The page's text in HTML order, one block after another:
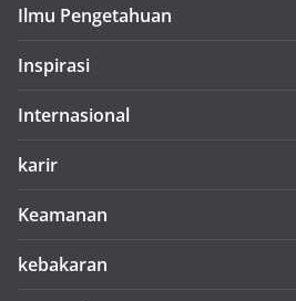
Ilmu Pengetahuan
Inspirasi
Internasional
karir
Keamanan
kebakaran